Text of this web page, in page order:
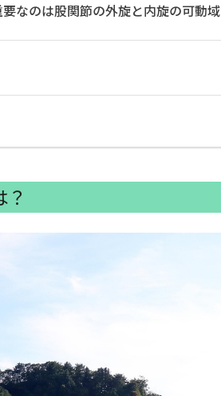
なのは股関節の外旋と内旋の可動域